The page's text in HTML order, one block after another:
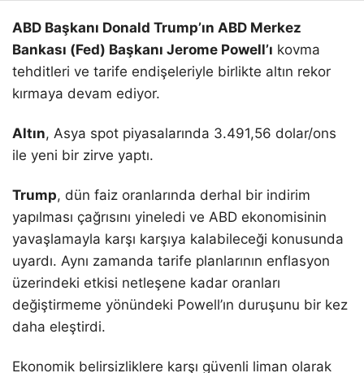
ABD Başkanı Donald Trump’ın ABD Merkez
Bankası (Fed) Başkanı Jerome Powell’ı kovma
tehditleri ve tarife endişeleriyle birlikte altın rekor
kırmaya devam ediyor.
Altın, Asya spot piyasalarında 3.491,56 dolar/ons
ile yeni bir zirve yaptı.
Trump, dün faiz oranlarında derhal bir indirim
yapılması çağrısını yineledi ve ABD ekonomisinin
yavaşlamayla karşı karşıya kalabileceği konusunda
uyardı. Aynı zamanda tarife planlarının enflasyon
üzerindeki etkisi netleşene kadar oranları
değiştirmeme yönündeki Powell’ın duruşunu bir kez
daha eleştirdi.
Ekonomik belirsizliklere karşı güvenli liman olarak